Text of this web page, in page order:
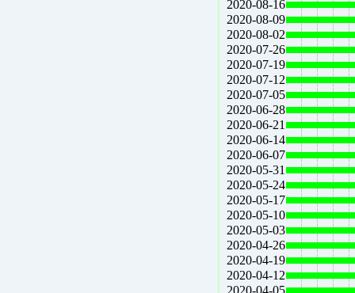
2020-08-16
2020-08-09
2020-08-02
2020-07-26
2020-07-19
2020-07-12
2020-07-05
2020-06-28
2020-06-21
2020-06-14
2020-06-07
2020-05-31
2020-05-24
2020-05-17
2020-05-10
2020-05-03
2020-04-26
2020-04-19
2020-04-12
2020-04-05